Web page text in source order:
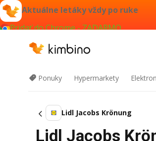
Aktuálne letáky vždy po ruke
Pridať do Chrome - ZADARMO
Ponuky Hypermarkety
Lidl Jacobs Krönung
Lidl Jacobs